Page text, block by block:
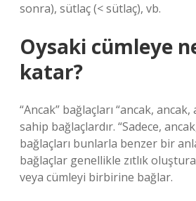
sonra), sütlaç (< sütlaç), vb.
Oysaki cümleye
katar?
“Ancak” bağlaçları “ancak, ancak,
sahip bağlaçlardır. “Sadece,
bağlaçları bunlarla benzer bir
bağlaçlar genellikle zıtlık
veya cümleyi birbirine bağlar.